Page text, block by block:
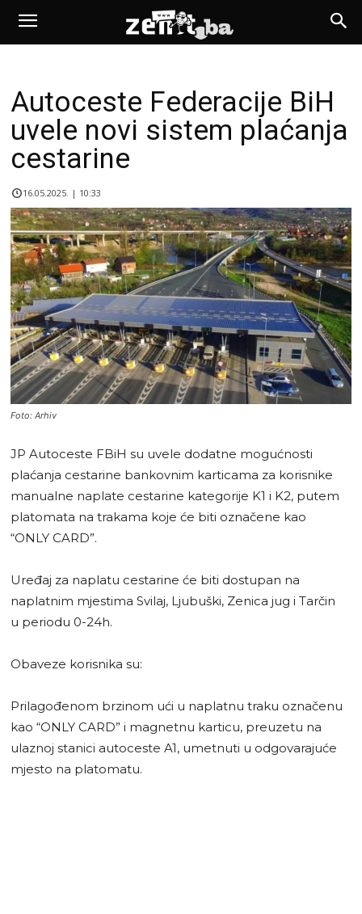
Autoceste Federacije BiH
uvele novi sistem plaćanja
cestarine
16.05.2025. | 10:33
Foto: Arhiv
JP Autoceste FBiH su uvele dodatne mogućnosti
plaćanja cestarine bankovnim karticama za korisnike
manualne naplate cestarine kategorije K1 i K2, putem
platomata na trakama koje će biti označene kao
“ONLY CARD”.
Uređaj za naplatu cestarine će biti dostupan na
naplatnim mjestima Svilaj, Ljubuški, Zenica jug i Tarčin
u periodu 0-24h.
Obaveze korisnika su:
Prilagođenom brzinom ući u naplatnu traku označenu
kao “ONLY CARD” i magnetnu karticu, preuzetu na
ulaznoj stanici autoceste A1, umetnuti u odgovarajuće
mjesto na platomatu.